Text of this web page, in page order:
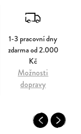
1-3 pracovní dny
zdarma od 2.000
Kč
Možnosti
dopravy
PreviousNext